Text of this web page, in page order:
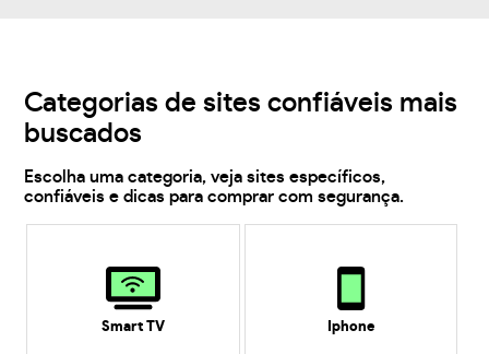
Categorias de sites confiáveis mais
buscados
Escolha uma categoria, veja sites específicos,
confiáveis e dicas para comprar com segurança.
Smart TV Iphone